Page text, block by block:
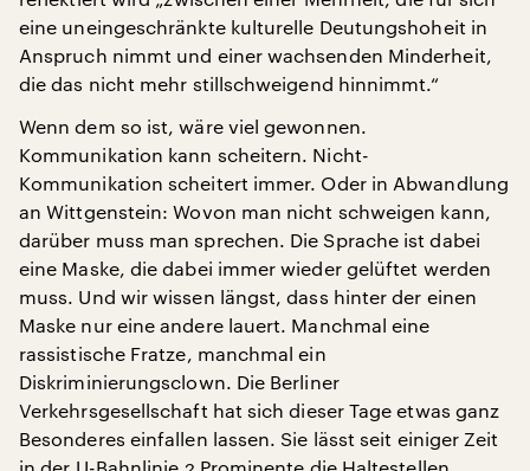
eine uneingeschränkte kulturelle Deutungshoheit in
Anspruch nimmt und einer wachsenden Minderheit,
die das nicht mehr stillschweigend hinnimmt.“
Wenn dem so ist, wäre viel gewonnen.
Kommunikation kann scheitern. Nicht-
Kommunikation scheitert immer. Oder in Abwandlung
an Wittgenstein: Wovon man nicht schweigen kann,
darüber muss man sprechen. Die Sprache ist dabei
eine Maske, die dabei immer wieder gelüftet werden
muss. Und wir wissen längst, dass hinter der einen
Maske nur eine andere lauert. Manchmal eine
rassistische Fratze, manchmal ein
Diskriminierungsclown. Die Berliner
Verkehrsgesellschaft hat sich dieser Tage etwas ganz
Besonderes einfallen lassen. Sie lässt seit einiger Zeit